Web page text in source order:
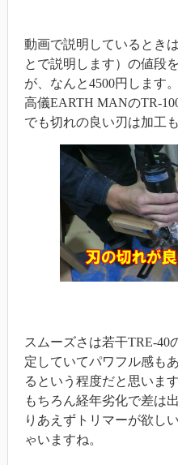
動画で説明しているとき
とで説明します）の値段
が、なんと4500円します。
高儀EARTH MANのTR-
でも切れの良い刃は加工
スムーズさは若干TRE-40
定していてパワフル感も
るという程度だと思います
もちろん経年劣化で差は
りあえずトリマーが欲し
ゃいますね。